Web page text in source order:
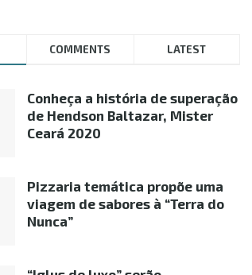
COMMENTS LATEST
Conheça a história de superação
de Hendson Baltazar, Mister
Ceará 2020
Pizzaria temática propõe uma
viagem de sabores à “Terra do
Nunca”